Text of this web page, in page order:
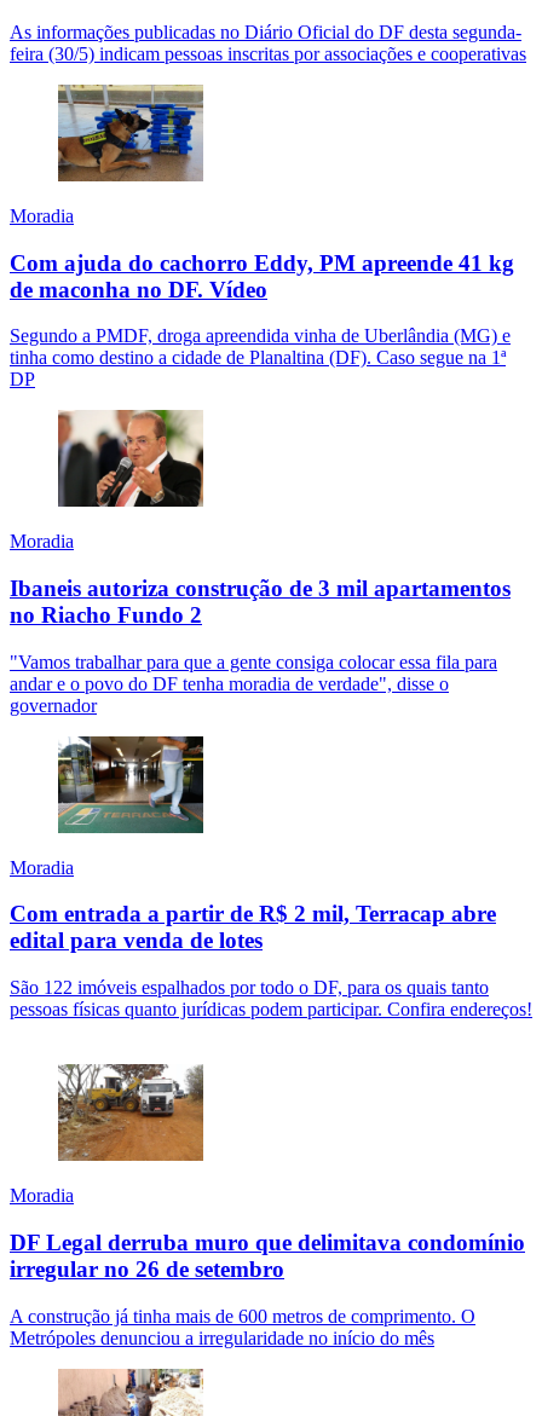
As informações publicadas no Diário Oficial do DF desta segunda-
feira (30/5) indicam pessoas inscritas por associações e cooperativas
Moradia
Com ajuda do cachorro Eddy, PM apreende 41 kg
de maconha no DF. Vídeo
Segundo a PMDF, droga apreendida vinha de Uberlândia (MG) e
tinha como destino a cidade de Planaltina (DF). Caso segue na 1ª
DP
Moradia
Ibaneis autoriza construção de 3 mil apartamentos
no Riacho Fundo 2
"Vamos trabalhar para que a gente consiga colocar essa fila para
andar e o povo do DF tenha moradia de verdade", disse o
governador
Moradia
Com entrada a partir de R$ 2 mil, Terracap abre
edital para venda de lotes
São 122 imóveis espalhados por todo o DF, para os quais tanto
pessoas físicas quanto jurídicas podem participar. Confira endereços!
Moradia
DF Legal derruba muro que delimitava condomínio
irregular no 26 de setembro
A construção já tinha mais de 600 metros de comprimento. O
Metrópoles denunciou a irregularidade no início do mês